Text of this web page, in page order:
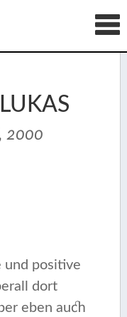
2000
und positive
dort
eben auch